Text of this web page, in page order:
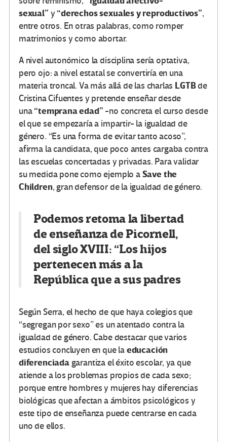
sexual” y“derechos sexuales y reproductivos”,
entre otros. En otras palabras, como romper
matrimonios y como abortar.
A nivel autonómico la disciplina sería optativa,
pero ojo: a nivel estatal se convertiría en una
materia troncal. Va más allá de las charlas LGTBde
Cristina Cifuentes y pretende enseñar desde
una“temprana edad” -no concreta el curso desde
el que se empezaría a impartir- la igualdad de
género. “Es una forma de evitar tanto acoso”,
afirma la candidata, que poco antes cargaba contra
las escuelas concertadas y privadas. Para validar
su medida pone como ejemplo aSave the
Children, gran defensor de la igualdad de género.
Podemos retoma la libertad
de enseñanza de Picornell,
del siglo XVIII: “Los hijos
pertenecen más a la
República que a sus padres
Según Serra, el hecho de que haya colegios que
“segregan por sexo” es un atentado contra la
igualdad de género. Cabe destacar que varios
estudios concluyen en que laeducación
diferenciadagarantiza el éxito escolar, ya que
atiende a los problemas propios de cada sexo;
porque entre hombres y mujeres hay diferencias
biológicas que afectan a ámbitos psicológicos y
este tipo de enseñanza puede centrarse en cada
uno de ellos.